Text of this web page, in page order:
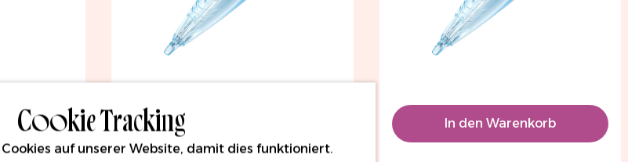
In den Warenkorb In den Warenkorb
Cookie Tracking
auf unserer Website, damit dies funktioniert.